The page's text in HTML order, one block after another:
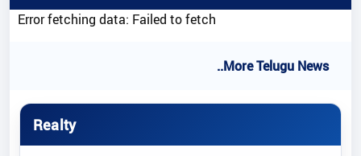
Error fetching data: Failed to fetch
..More Telugu News
Realty